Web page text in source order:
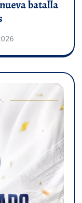
batalla